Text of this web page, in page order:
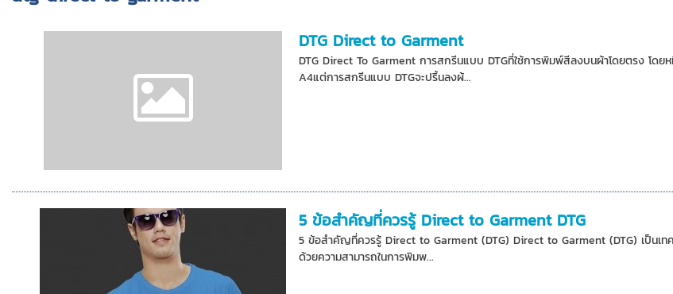
DTG Direct to Garment
DTG Direct To Garment การสกรีนแบบ DTGที่ใช้การพิมพ์สีลงบนผ้าโดยตรง โดยห
A4แต่การสกรีนแบบ DTGจะปริ้นลงผ้...
5 ข้อสำคัญที่ควรรู้ Direct to Garment DTG
5 ข้อสำคัญที่ควรรู้ Direct to Garment (DTG) Direct to Garment (DTG) เป็นเ
ด้วยความสามารถในการพิมพ...